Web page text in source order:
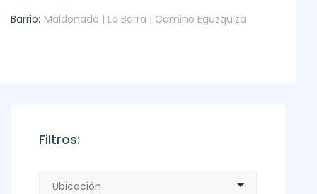
Barrio: Maldonado | La Barra | Camino Eguzquiza
Filtros: